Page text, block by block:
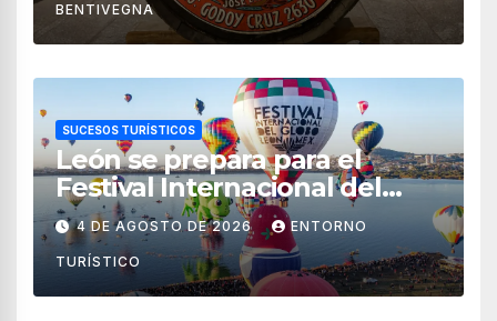
BENTIVEGNA
SUCESOS TURÍSTICOS
León se prepara para el
Festival Internacional del
Globo 2026 con pilotos de 25
países
4 DE AGOSTO DE 2026 ENTORNO
TURÍSTICO